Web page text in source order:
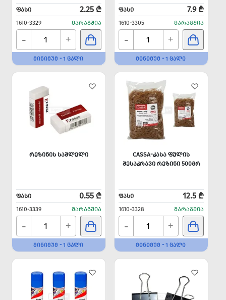
ᲤᲐᲡᲘ 2.25 ₾
1610-3329 ᲛᲐᲠᲐᲒᲨᲘᲐ
- +
ᲛᲘᲜᲘᲛᲣᲛ - 1 ᲪᲐᲚᲘ
ᲤᲐᲡᲘ 7.9 ₾
1610-3305 ᲛᲐᲠᲐᲒᲨᲘᲐ
- +
ᲛᲘᲜᲘᲛᲣᲛ - 1 ᲪᲐᲚᲘ
ᲠᲔᲖᲘᲜᲘᲡ ᲡᲐᲨᲚᲔᲚᲘ
ᲤᲐᲡᲘ 0.55 ₾
1610-3339 ᲛᲐᲠᲐᲒᲨᲘᲐ
- +
ᲛᲘᲜᲘᲛᲣᲛ - 1 ᲪᲐᲚᲘ
CASSA-ᲙᲐᲡᲐ ᲤᲣᲚᲘᲡ
ᲨᲔᲡᲐᲙᲠᲐᲕᲘ ᲠᲔᲖᲘᲜᲘ 500ᲒᲠ
ᲤᲐᲡᲘ 12.5 ₾
1610-3328 ᲛᲐᲠᲐᲒᲨᲘᲐ
- +
ᲛᲘᲜᲘᲛᲣᲛ - 1 ᲪᲐᲚᲘ